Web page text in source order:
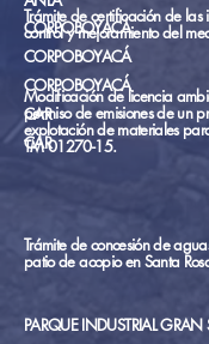
CORPOBOYACÁ
CORPOBOYACÁ
CORPOBOYACÁ
CAR
CAR
Trámite de certificación de las
control y mejoramiento del
Modificación de licencia
permiso de emisiones de un
explotación de materiales
TM01270-15.
Trámite de concesión de
patio de acopio en Santa
PARQUE INDUSTRIAL